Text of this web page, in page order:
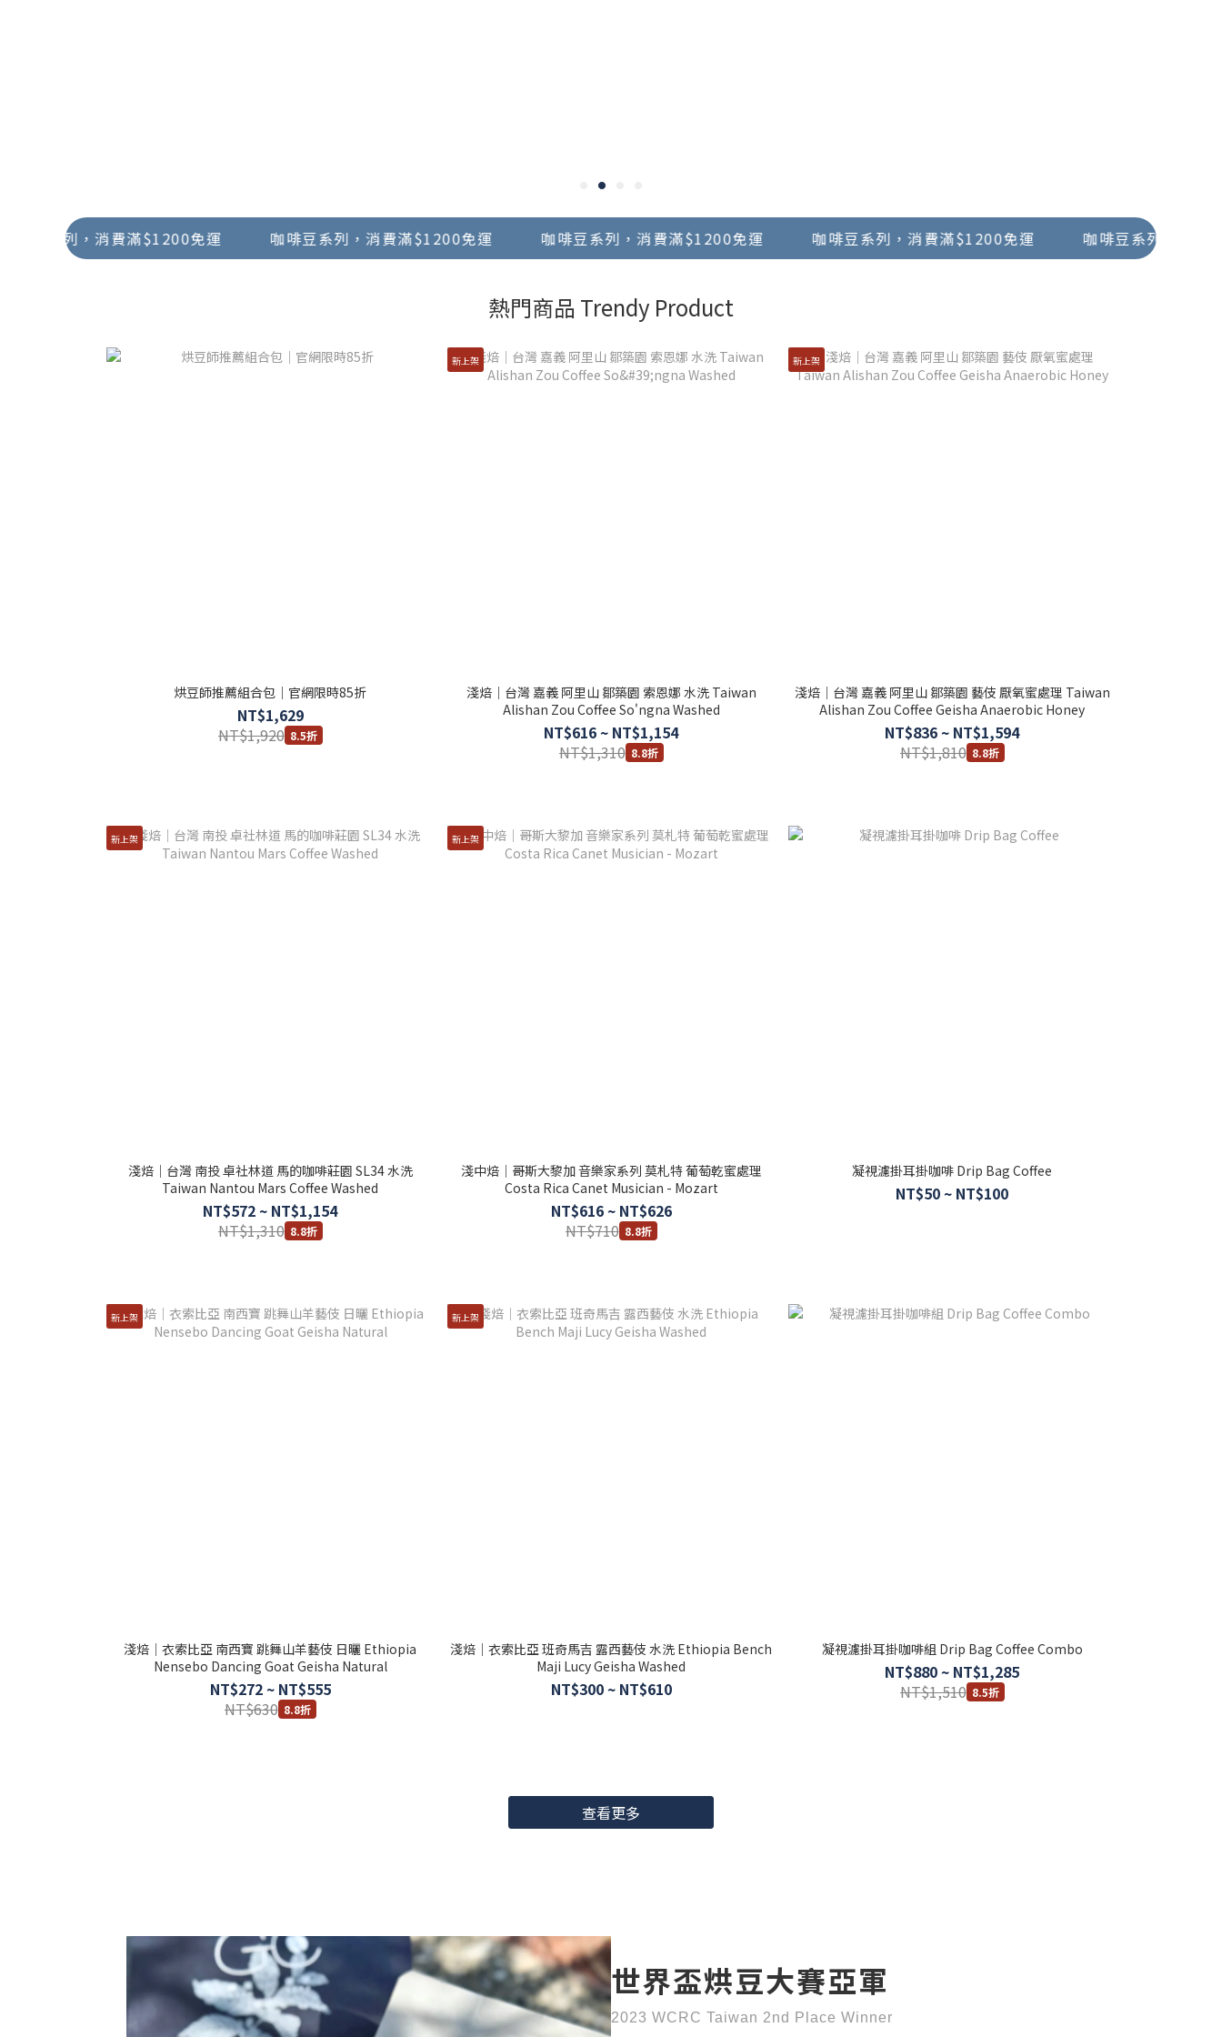
列，消費滿$1200免運 咖啡豆系列，消費滿$1200免運 咖啡豆系列，消費滿$1200免運 咖啡豆系列，消費滿$1200免運 咖啡豆系列，消費滿
熱門商品 Trendy Product
烘豆師推薦組合包｜官網限時85折
NT$1,629
NT$1,920 8.5折
新上架
淺焙｜台灣 嘉義 阿里山 鄒築園 索恩娜 水洗 Taiwan
Alishan Zou Coffee So'ngna Washed
NT$616 ~ NT$1,154
NT$1,310 8.8折
新上架
淺焙｜台灣 嘉義 阿里山 鄒築園 藝伎 厭氧蜜處理 Taiwan
Alishan Zou Coffee Geisha Anaerobic Honey
NT$836 ~ NT$1,594
NT$1,810 8.8折
新上架
淺焙｜台灣 南投 卓社林道 馬的咖啡莊園 SL34 水洗
Taiwan Nantou Mars Coffee Washed
NT$572 ~ NT$1,154
NT$1,310 8.8折
新上架
淺中焙｜哥斯大黎加 音樂家系列 莫札特 葡萄乾蜜處理
Costa Rica Canet Musician - Mozart
NT$616 ~ NT$626
NT$710 8.8折
凝視濾掛耳掛咖啡 Drip Bag Coffee
NT$50 ~ NT$100
新上架
淺焙｜衣索比亞 南西寶 跳舞山羊藝伎 日曬 Ethiopia
Nensebo Dancing Goat Geisha Natural
NT$272 ~ NT$555
NT$630 8.8折
新上架
淺焙｜衣索比亞 班奇馬吉 露西藝伎 水洗 Ethiopia Bench
Maji Lucy Geisha Washed
NT$300 ~ NT$610
凝視濾掛耳掛咖啡組 Drip Bag Coffee Combo
NT$880 ~ NT$1,285
NT$1,510 8.5折
查看更多
世界盃烘豆大賽亞軍
2023 WCRC Taiwan 2nd Place Winner